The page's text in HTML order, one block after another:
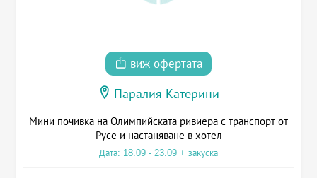
виж офертата
Паралия Катерини
Мини почивка на Олимпийската ривиера с транспорт от
Русе и настаняване в хотел
Дата: 18.09 - 23.09 + закуска